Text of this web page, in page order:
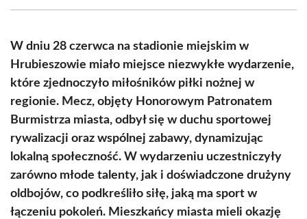
(Twitter)
W dniu 28 czerwca na stadionie miejskim w
Hrubieszowie miało miejsce niezwykłe wydarzenie,
które zjednoczyło miłośników piłki nożnej w
regionie. Mecz, objęty Honorowym Patronatem
Burmistrza miasta, odbył się w duchu sportowej
rywalizacji oraz wspólnej zabawy, dynamizując
lokalną społeczność. W wydarzeniu uczestniczyły
zarówno młode talenty, jak i doświadczone drużyny
oldbojów, co podkreśliło siłę, jaką ma sport w
łączeniu pokoleń. Mieszkańcy miasta mieli okazję